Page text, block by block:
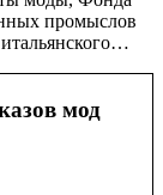
промыслов
мод